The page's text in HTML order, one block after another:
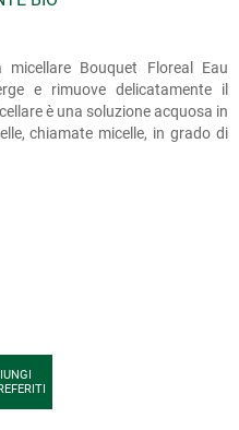
Bouquet Floreal Eau
e rimuove delicatamente il
è una soluzione acquosa in
chiamate micelle, in grado di